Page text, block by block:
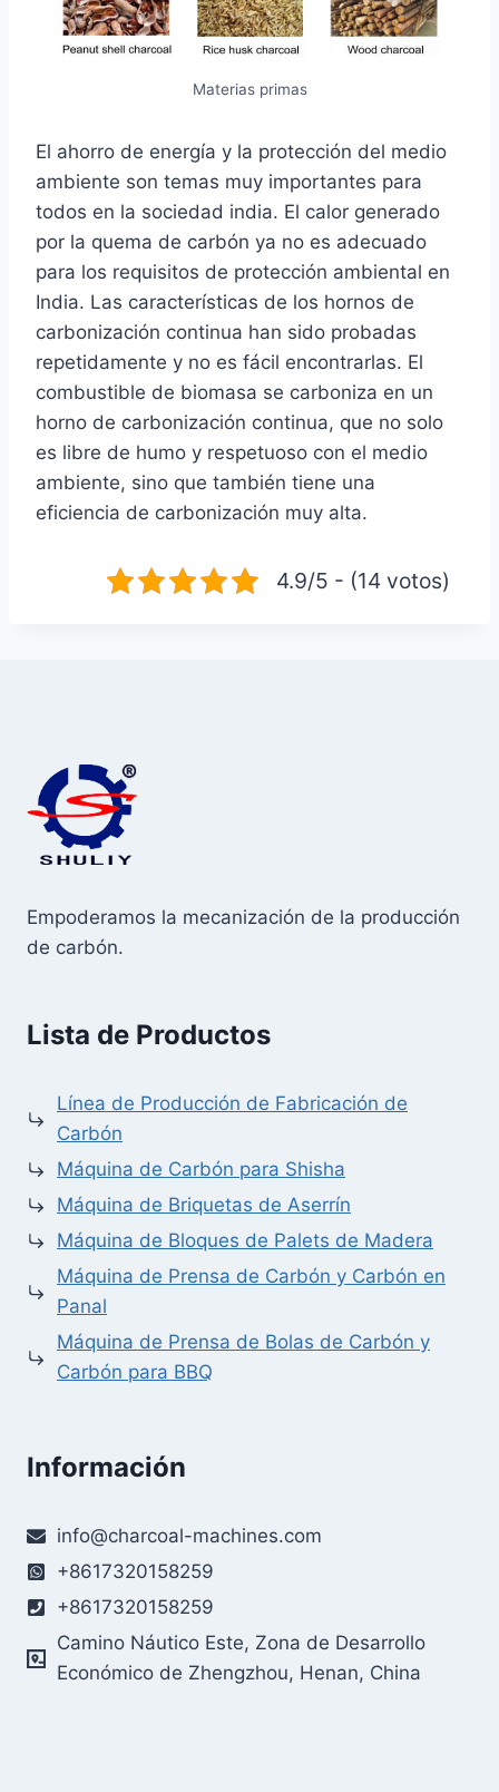
Materias primas
El ahorro de energía y la protección del medio
ambiente son temas muy importantes para
todos en la sociedad india. El calor generado
por la quema de carbón ya no es adecuado
para los requisitos de protección ambiental en
India. Las características de los hornos de
carbonización continua han sido probadas
repetidamente y no es fácil encontrarlas. El
combustible de biomasa se carboniza en un
horno de carbonización continua, que no solo
es libre de humo y respetuoso con el medio
ambiente, sino que también tiene una
eficiencia de carbonización muy alta.
4.9/5 - (14 votos)
Empoderamos la mecanización de la producción
de carbón.
Lista de Productos
Línea de Producción de Fabricación de
Carbón
Máquina de Carbón para Shisha
Máquina de Briquetas de Aserrín
Máquina de Bloques de Palets de Madera
Máquina de Prensa de Carbón y Carbón en
Panal
Máquina de Prensa de Bolas de Carbón y
Carbón para BBQ
Información
info@charcoal-machines.com
+8617320158259
+8617320158259
Camino Náutico Este, Zona de Desarrollo
Económico de Zhengzhou, Henan, China